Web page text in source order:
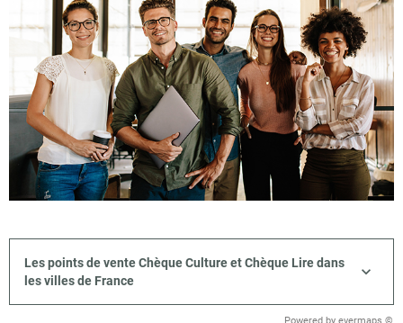
Les points de vente Chèque Culture et Chèque Lire dans
les villes de France